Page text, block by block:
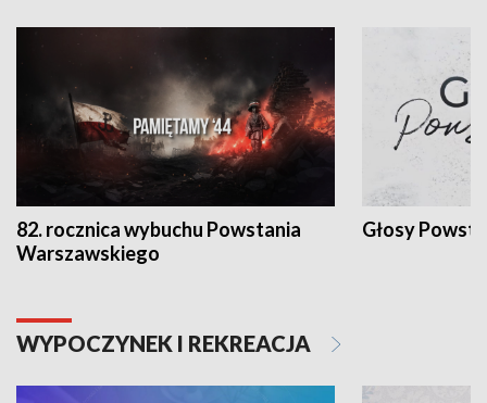
82. rocznica wybuchu Powstania
Warszawskiego
Głosy
WYPOCZYNEK I REKREACJA